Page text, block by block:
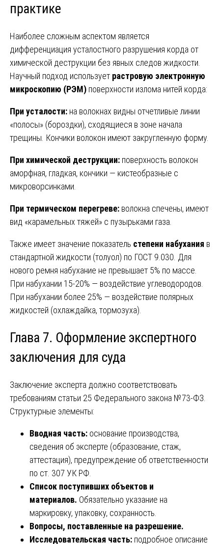
практике
Наиболее сложным аспектом является
дифференциация усталостного разрушения корда от
химической деструкции без явных следов жидкости.
Научный подход использует растровую электронную
микроскопию (РЭМ) поверхности излома нитей корда:
При усталости: на волокнах видны отчетливые линии
«полосы» (бороздки), сходящиеся в зоне начала
трещины. Кончики волокон имеют закругленную форму.
При химической деструкции: поверхность волокон
аморфная, гладкая, кончики — кистеобразные с
микроворсинками.
При термическом перегреве: волокна спечены, имеют
вид «карамельных тяжей» с пузырьками газа.
Также имеет значение показатель степени набухания в
стандартной жидкости (толуол) по ГОСТ 9.030. Для
нового ремня набухание не превышает 5% по массе.
При набухании 15-20% — воздействие углеводородов.
При набухании более 25% — воздействие полярных
жидкостей (охлаждайка, тормозуха).
Глава 7. Оформление экспертного
заключения для суда
Заключение эксперта должно соответствовать
требованиям статьи 25 Федерального закона №73-ФЗ.
Структурные элементы:
Вводная часть: основание производства,
сведения об эксперте (образование, стаж,
аттестация), предупреждение об ответственности
по ст. 307 УК РФ.
Список поступивших объектов и
материалов. Обязательно указание на
маркировку, упаковку, сохранность.
Вопросы, поставленные на разрешение.
Исследовательская часть: подробное описание